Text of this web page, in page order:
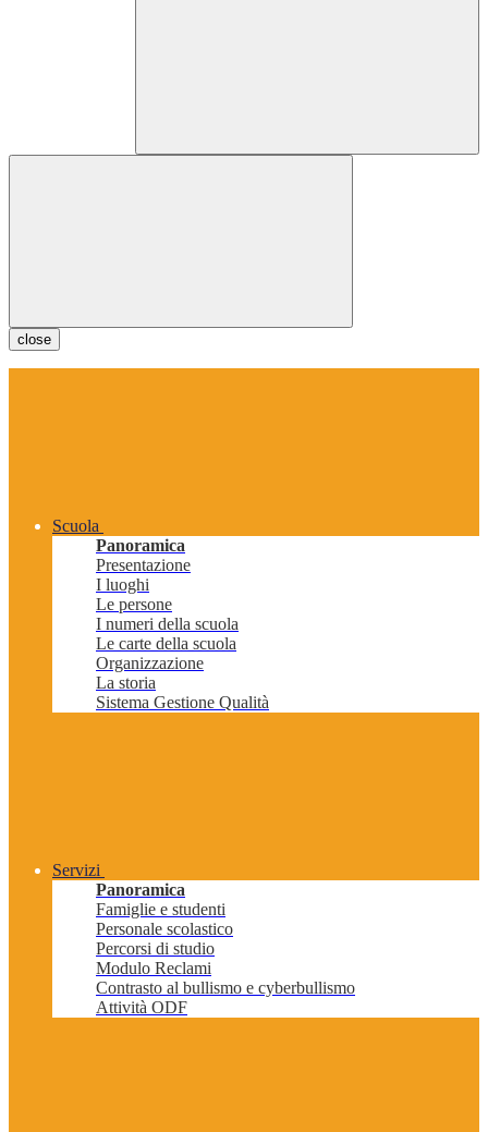
close
Scuola
Panoramica
Presentazione
I luoghi
Le persone
I numeri della scuola
Le carte della scuola
Organizzazione
La storia
Sistema Gestione Qualità
Servizi
Panoramica
Famiglie e studenti
Personale scolastico
Percorsi di studio
Modulo Reclami
Contrasto al bullismo e cyberbullismo
Attività ODF